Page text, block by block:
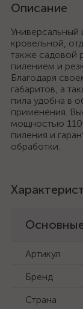
Описание
Универсальный
кровельной,
также садовой
пилением и
Благодаря
габаритов, а
пила удобна в
применения.
мощностью
пиления и
обработки.
Артикул
Бренд
Страна